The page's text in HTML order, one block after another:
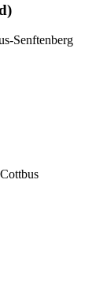
Senftenberg
Cottbus